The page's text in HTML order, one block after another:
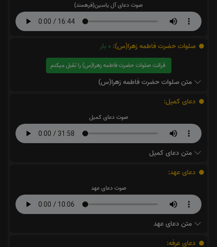
صوت دعای آل یاسین(فرهمند)
صلوات حضرت فاطمه زهرا(س): 0 بار
قرائت صلوات حضرت فاطمه زهرا(س) را تقبل میکنم
متن صلوات حضرت فاطمه زهرا(س)
دعای کمیل:
صوت دعای کمیل
متن دعای کمیل
دعای عهد:
صوت دعای عهد
متن دعای عهد
دعای عرفه: